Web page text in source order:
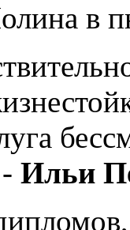
в
Ильи